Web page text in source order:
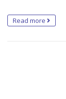
Read more